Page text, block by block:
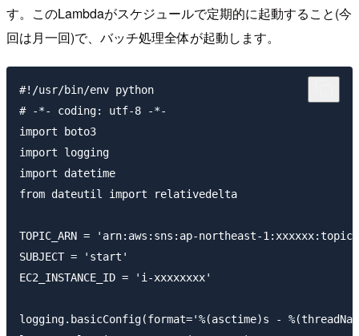
す。このLambdaがスケジュールで定期的に起動すること(今
回は月一回)で、バッチ処理全体が起動します。
#!/usr/bin/env python
# -*- coding: utf-8 -*-
import boto3
import logging
import datetime
from dateutil import relativedelta
TOPIC_ARN = 'arn:aws:sns:ap-northeast-1:xxxxxx:topic-
SUBJECT = 'start'
EC2_INSTANCE_ID = 'i-xxxxxxxx'
logging.basicConfig(format='%(asctime)s -